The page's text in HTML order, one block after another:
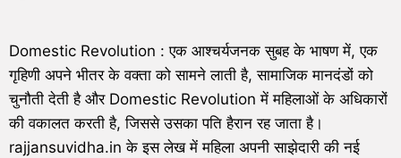
Domestic Revolution : एक आश्चर्यजनक सुबह के भाषण में, एक
गृहिणी अपने भीतर के वक्ता को सामने लाती है, सामाजिक मानदंडों को
चुनौती देती है और Domestic Revolution में महिलाओं के अधिकारों
की वकालत करती है, जिससे उसका पति हैरान रह जाता है।
rajjansuvidha.in के इस लेख में महिला अपनी साझेदारी की नई